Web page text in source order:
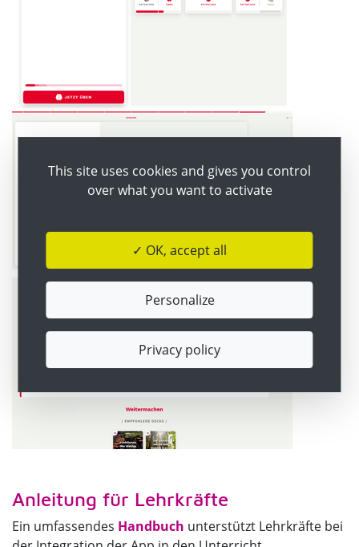
Anleitung für Lehrkräfte
Ein umfassendes Handbuch unterstützt Lehrkräfte bei
This site uses cookies and gives you control
over what you want to activate
✓ OK, accept all
Personalize
Privacy policy